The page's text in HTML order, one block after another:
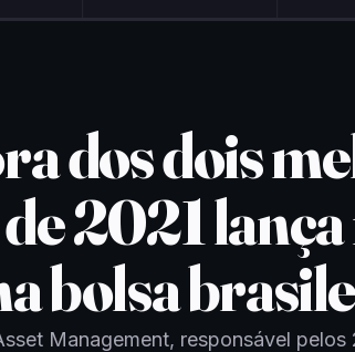
dos dois
2021
bolsa
Management, responsável pelos